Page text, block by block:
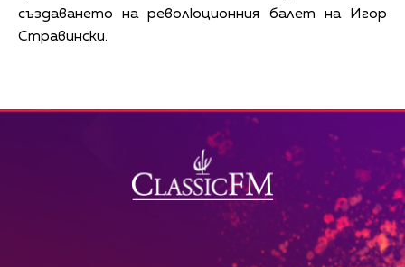
създаването на революционния балет на Игор
Стравински.